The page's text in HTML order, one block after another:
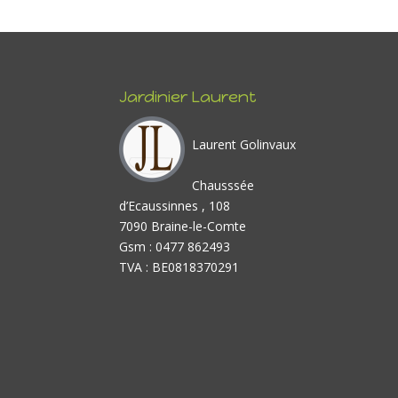
Jardinier Laurent
Laurent Golinvaux
Chausssée
d’Ecaussinnes , 108
7090 Braine-le-Comte
Gsm : 0477 862493
TVA : BE0818370291